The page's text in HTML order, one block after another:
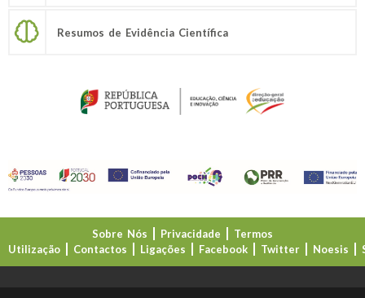
Resumos de Evidência Científica
Sobre Nós Privacidade
Termos
Utilização
Contactos Ligações Facebook Twitter Noesis